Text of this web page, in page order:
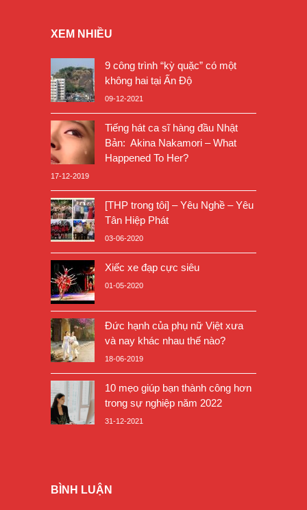
XEM NHIỀU
9 công trình “kỳ quặc” có một
không hai tại Ấn Độ
09-12-2021
Tiếng hát ca sĩ hàng đầu Nhật
Bản: Akina Nakamori – What
Happened To Her?
17-12-2019
[THP trong tôi] – Yêu Nghề – Yêu
Tân Hiệp Phát
03-06-2020
Xiếc xe đạp cực siêu
01-05-2020
Đức hạnh của phụ nữ Việt xưa
và nay khác nhau thế nào?
18-06-2019
10 mẹo giúp bạn thành công hơn
trong sự nghiệp năm 2022
31-12-2021
BÌNH LUẬN